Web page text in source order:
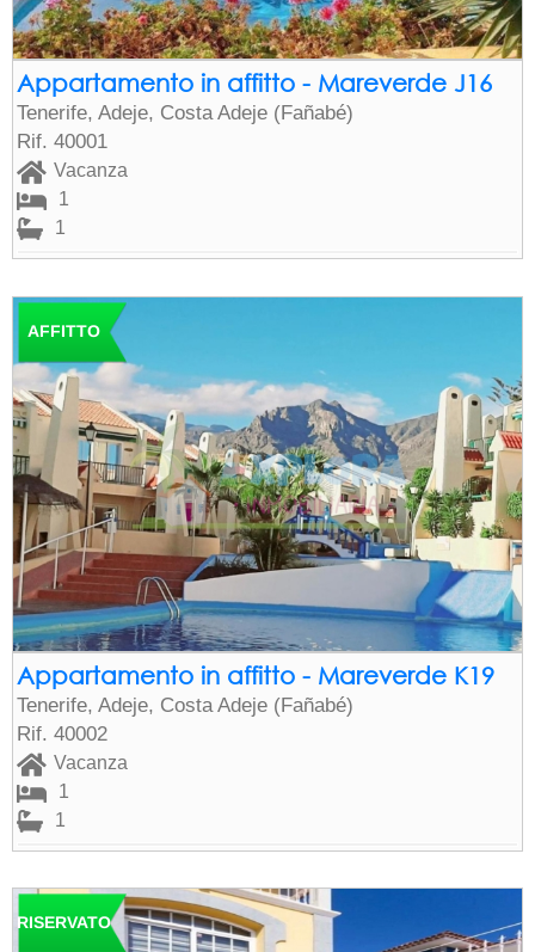
Appartamento in affitto - Mareverde J16
Tenerife, Adeje, Costa Adeje (Fañabé)
Rif. 40001
Vacanza
1
1
AFFITTO
Appartamento in affitto - Mareverde K19
Tenerife, Adeje, Costa Adeje (Fañabé)
Rif. 40002
Vacanza
1
1
RISERVATO